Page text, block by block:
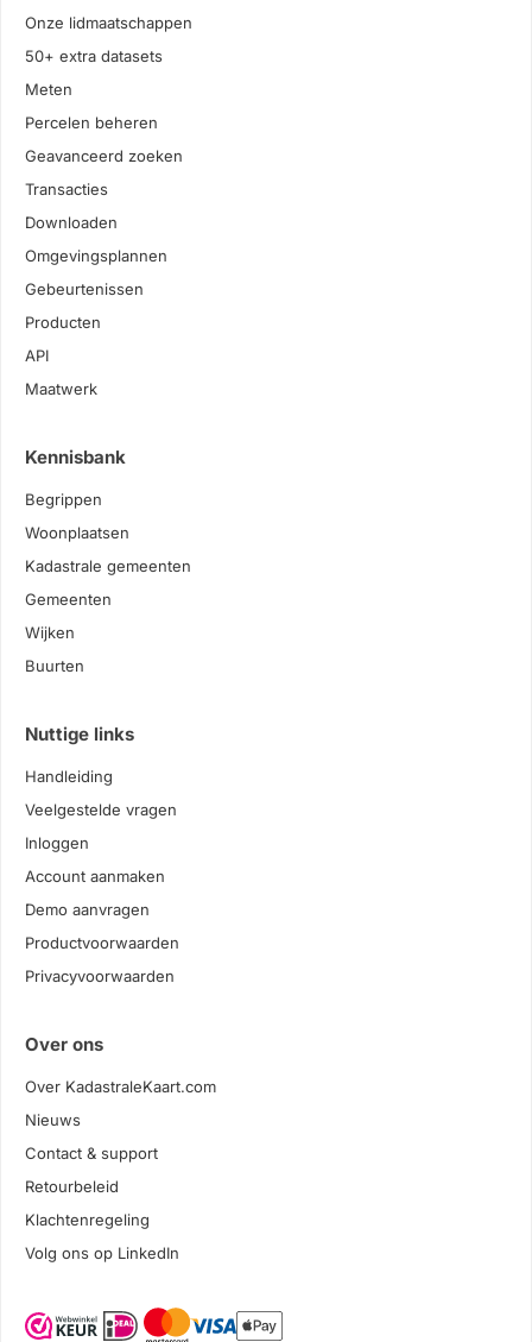
Onze lidmaatschappen
50+ extra datasets
Meten
Percelen beheren
Geavanceerd zoeken
Transacties
Downloaden
Omgevingsplannen
Gebeurtenissen
Producten
API
Maatwerk
Kennisbank
Begrippen
Woonplaatsen
Kadastrale gemeenten
Gemeenten
Wijken
Buurten
Nuttige links
Handleiding
Veelgestelde vragen
Inloggen
Account aanmaken
Demo aanvragen
Productvoorwaarden
Privacyvoorwaarden
Over ons
Over KadastraleKaart.com
Nieuws
Contact & support
Retourbeleid
Klachtenregeling
Volg ons op LinkedIn